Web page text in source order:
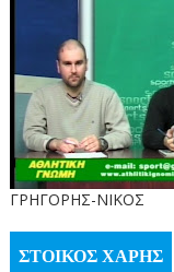
ΓΡΗΓΟΡΗΣ-ΝΙΚΟΣ
ΣΤΟΙΚΟΣ ΧΑΡΗΣ